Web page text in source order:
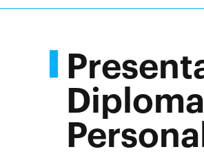
Personal